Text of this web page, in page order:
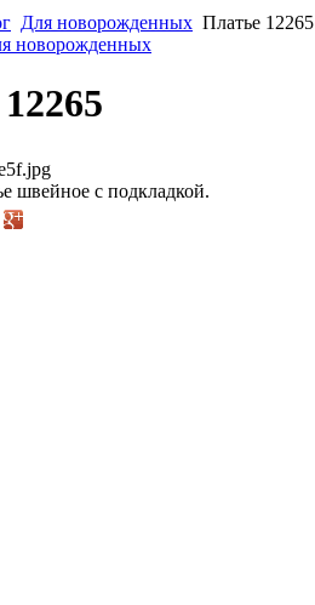
Для новорожденных Платье 12265
новорожденных
швейное с подкладкой.